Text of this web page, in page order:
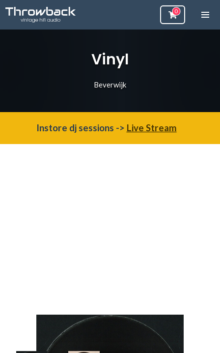
Vinyl
Beverwijk
Instore dj sessions -> Live Stream